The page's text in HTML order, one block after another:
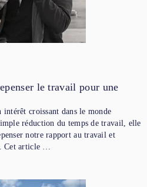
le travail pour une
intérêt croissant dans le monde
réduction du temps de travail, elle
notre rapport au travail et
Cet article …